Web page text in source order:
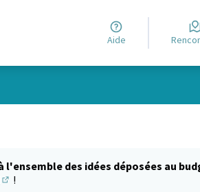
Aide
l'ensemble des idées déposées au
!